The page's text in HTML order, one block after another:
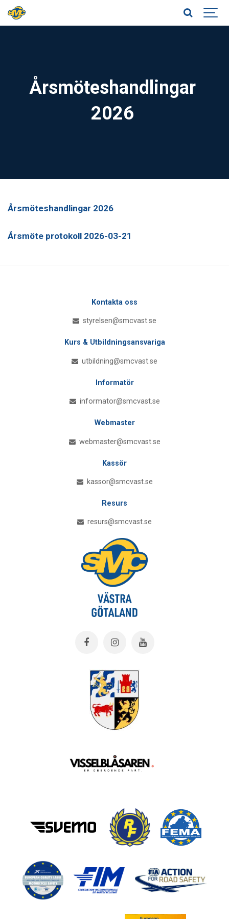
Årsmöteshandlingar
2026
Årsmöteshandlingar 2026
Årsmöte protokoll 2026-03-21
Kontakta oss
styrelsen@smcvast.se
Kurs & Utbildningsansvariga
utbildning@smcvast.se
Informatör
informator@smcvast.se
Webmaster
webmaster@smcvast.se
Kassör
kassor@smcvast.se
Resurs
resurs@smcvast.se